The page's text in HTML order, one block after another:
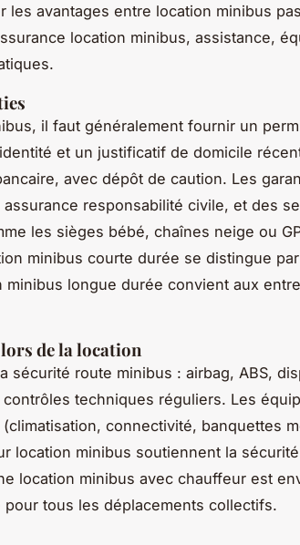
les avantages entre location minibus
location minibus, assistance,
il faut généralement fournir un
et un justificatif de domicile
avec dépôt de caution. Les
responsabilité civile, et des
les sièges bébé, chaînes neige ou
minibus courte durée se distingue
minibus longue durée convient aux
de la location
sécurité route minibus : airbag, ABS,
techniques réguliers. Les
connectivité, banquettes
location minibus soutiennent la
location minibus avec chauffeur est
tous les déplacements collectifs.